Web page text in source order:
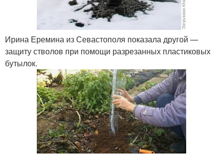
Ирина Еремина из Севастополя показала другой —
защиту стволов при помощи разрезанных пластиковых
бутылок.